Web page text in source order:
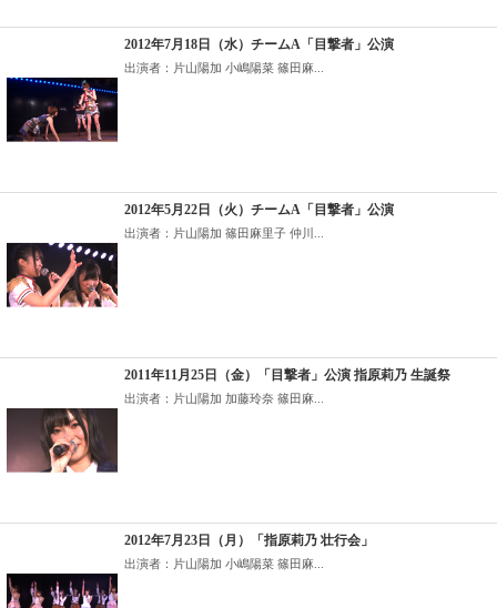
2012年7月18日（水）チームA「目撃者」公演
出演者：片山陽加 小嶋陽菜 篠田麻...
2012年5月22日（火）チームA「目撃者」公演
出演者：片山陽加 篠田麻里子 仲川...
2011年11月25日（金）「目撃者」公演 指原莉乃 生誕祭
出演者：片山陽加 加藤玲奈 篠田麻...
2012年7月23日（月）「指原莉乃 壮行会」
出演者：片山陽加 小嶋陽菜 篠田麻...